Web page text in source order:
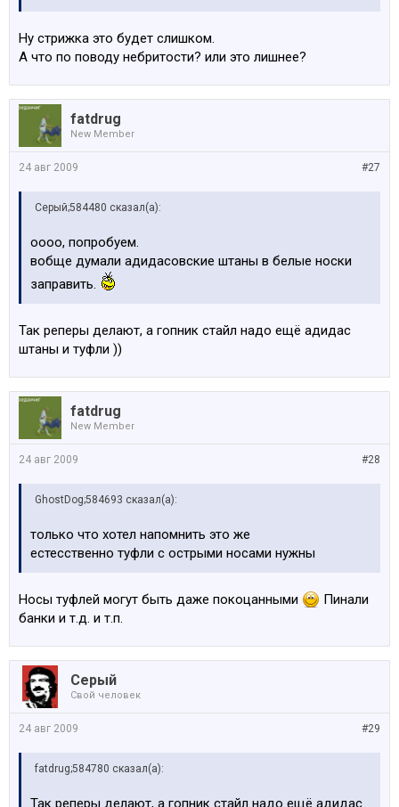
Ну стрижка это будет слишком.
А что по поводу небритости? или это лишнее?
fatdrug
New Member
#27
24 авг 2009
Серый;584480 сказал(а):
оооо, попробуем.
вобще думали адидасовские штаны в белые носки
заправить.
Так реперы делают, а гопник стайл надо ещё адидас
штаны и туфли ))
fatdrug
New Member
#28
24 авг 2009
GhostDog;584693 сказал(а):
только что хотел напомнить это же
естесственно туфли с острыми носами нужны
Носы туфлей могут быть даже покоцанными
Пинали
банки и т.д. и т.п.
Серый
Свой человек
#29
24 авг 2009
fatdrug;584780 сказал(а):
Так реперы делают, а гопник стайл надо ещё адидас